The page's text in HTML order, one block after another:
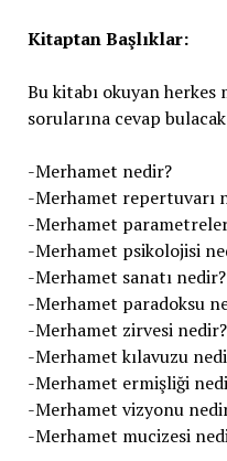
Kitaptan Başlıklar:
Bu kitabı okuyan
sorularına cevap
-Merhamet nedir?
-Merhamet repertuvarı
-Merhamet
-Merhamet psikolojisi
-Merhamet sanatı nedir?
-Merhamet paradoksu
-Merhamet zirvesi nedir?
-Merhamet kılavuzu
-Merhamet ermişliği
-Merhamet vizyonu
-Merhamet mucizesi